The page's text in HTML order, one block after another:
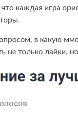
каждая игра
в какую
не только лайки,